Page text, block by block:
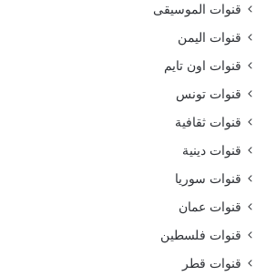
قنوات الموسيقى
قنوات اليمن
قنوات اون تايم
قنوات تونس
قنوات ثقافية
قنوات دينية
قنوات سوريا
قنوات عمان
قنوات فلسطين
قنوات قطر